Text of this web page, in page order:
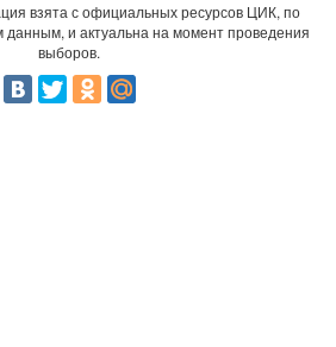
взята с официальных ресурсов ЦИК, по
и актуальна на момент проведения
выборов.